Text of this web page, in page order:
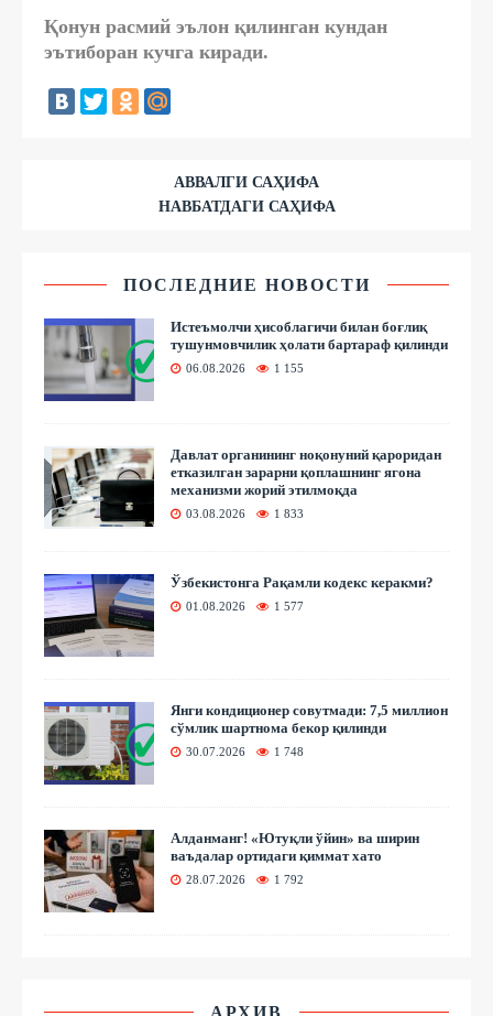
Қонун расмий эълон қилинган кундан
эътиборан кучга киради.
АВВАЛГИ САҲИФА
НАВБАТДАГИ САҲИФА
ПОСЛЕДНИЕ НОВОСТИ
Истеъмолчи ҳисоблагичи билан боғлиқ
тушунмовчилик ҳолати бартараф қилинди
06.08.2026 1 155
Давлат органининг ноқонуний қароридан
етказилган зарарни қоплашнинг ягона
механизми жорий этилмоқда
03.08.2026 1 833
Ўзбекистонга Рақамли кодекс керакми?
01.08.2026 1 577
Янги кондиционер совутмади: 7,5 миллион
сўмлик шартнома бекор қилинди
30.07.2026 1 748
Алданманг! «Ютуқли ўйин» ва ширин
ваъдалар ортидаги қиммат хато
28.07.2026 1 792
АРХИВ